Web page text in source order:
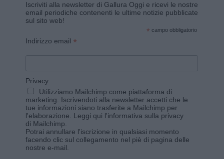
Iscriviti alla newsletter di Gallura Oggi e ricevi le nostre
email periodiche contenenti le ultime notizie pubblicate
sul sito web!
* campo obbligatorio
Indirizzo email *
Privacy
Utilizziamo Mailchimp come piattaforma di
marketing. Iscrivendoti alla newsletter accetti che le
tue informazioni siano trasferite a Mailchimp per
l'elaborazione. Leggi qui l'informativa sulla privacy
di Mailchimp
Potrai annullare l'iscrizione in qualsiasi momento
facendo clic sul collegamento nel piè di pagina delle
nostre e-mail.